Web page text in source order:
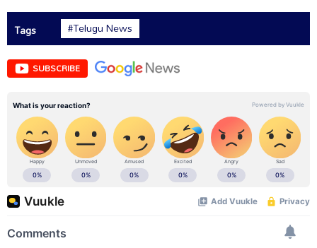
Tags #Telugu News
SUBSCRIBE